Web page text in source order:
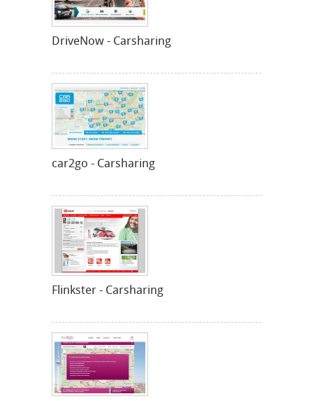
DriveNow - Carsharing
car2go - Carsharing
Flinkster - Carsharing